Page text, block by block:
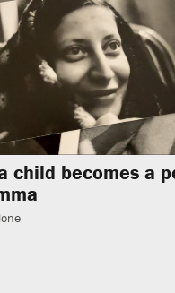
child becomes a